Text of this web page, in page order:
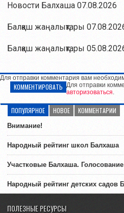
Новости Балхаша 07.08.2026
Балқаш жаңалықтары
Балқаш жаңалықтары
Для отправки комментария вам
КОММЕНТИРОВАТЬ Для отправки
авторизоваться.
ПОПУЛЯРНОЕ НОВОЕ КОММЕНТАРИИ
Внимание!
Народный рейтинг школ Балхаша
Участковые Балхаша. Голосование
Народный рейтинг детских садов
ПОЛЕЗНЫЕ РЕСУРСЫ